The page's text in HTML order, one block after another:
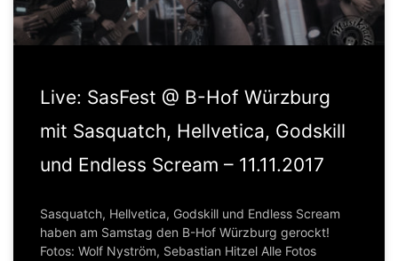
Live: SasFest @ B-Hof Würzburg
mit Sasquatch, Hellvetica, Godskill
und Endless Scream – 11.11.2017
Sasquatch, Hellvetica, Godskill und Endless Scream
haben am Samstag den B-Hof Würzburg gerockt!
Fotos: Wolf Nyström, Sebastian Hitzel Alle Fotos